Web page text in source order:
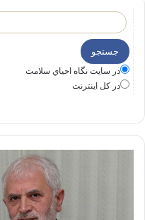
در سايت نگاه احياي سلامت
در كل اينترنت